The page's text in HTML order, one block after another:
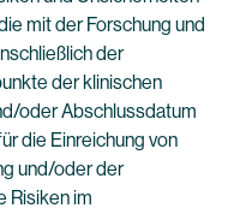
mit der Forschung und
der
der klinischen
oder Abschlussdatum
die Einreichung von
und/oder der
Risiken im